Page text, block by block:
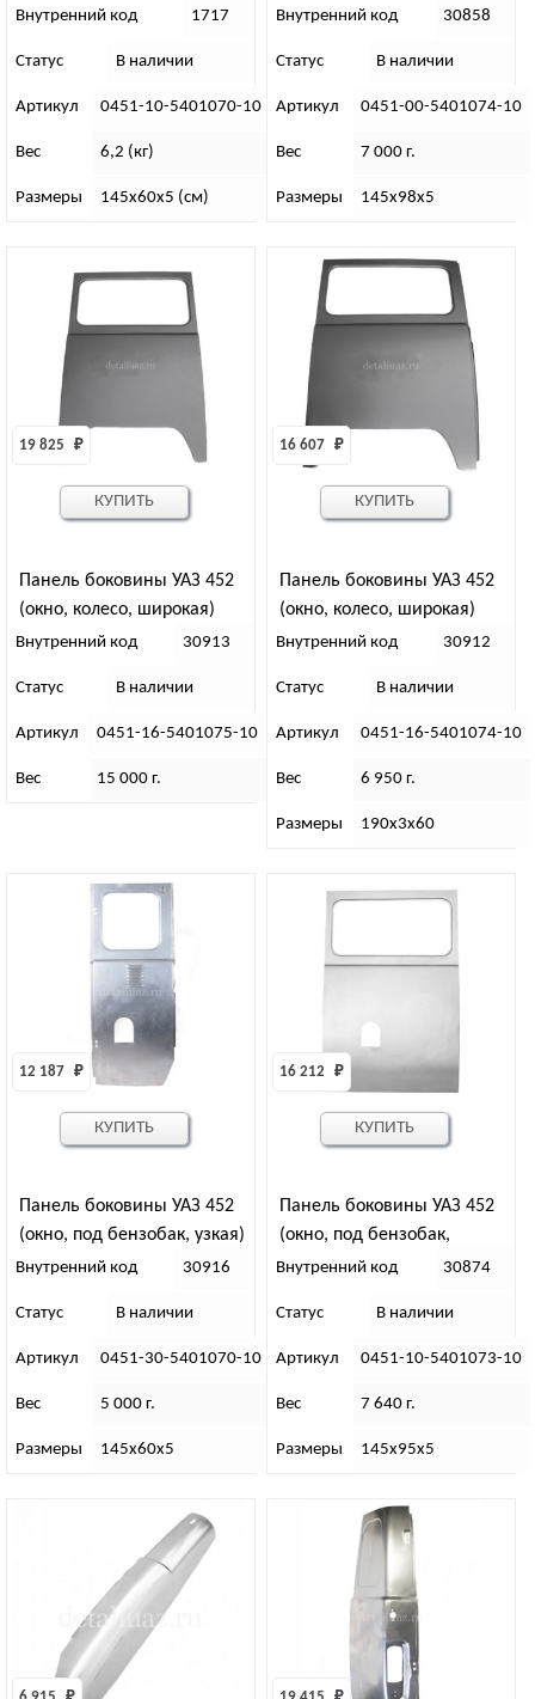
бензобак) правая
Внутренний код 1717
Статус В наличии
Артикул 0451-10-5401070-10
Вес 6,2 (кг)
Размеры 145х60х5 (см)
широкая) правая
Внутренний код 30858
Статус В наличии
Артикул 0451-00-5401074-10
Вес 7 000 г.
Размеры 145х98х5
Панель боковины УАЗ 452
(окно, колесо, широкая)
левая
19 825 ₽
Внутренний код 30913
Статус В наличии
Артикул 0451-16-5401075-10
Вес 15 000 г.
КУПИТЬ
Панель боковины УАЗ 452
(окно, колесо, широкая)
правая
16 607 ₽
Внутренний код 30912
Статус В наличии
Артикул 0451-16-5401074-10
Вес 6 950 г.
Размеры 190х3х60
КУПИТЬ
Панель боковины УАЗ 452
(окно, под бензобак, узкая)
правая
12 187 ₽
Внутренний код 30916
Статус В наличии
Артикул 0451-30-5401070-10
Вес 5 000 г.
Размеры 145х60х5
КУПИТЬ
Панель боковины УАЗ 452
(окно, под бензобак,
широкая) левая
16 212 ₽
Внутренний код 30874
Статус В наличии
Артикул 0451-10-5401073-10
Вес 7 640 г.
Размеры 145х95х5
КУПИТЬ